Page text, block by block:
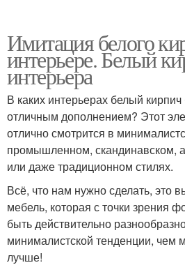
Имитация белого
интерьере. Белый
интерьера
В каких интерьерах белый кирпич
отличным дополнением? Этот
отлично смотрится в
промышленном, скандинавском,
или даже традиционном стилях.
Всё, что нам нужно сделать, это
мебель, которая с точки зрения
быть действительно
минималистской тенденции,
лучше!